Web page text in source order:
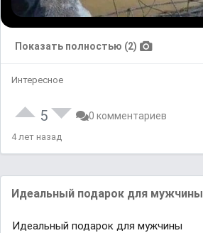
Показать полностью (2)
Интересное
5 0 комментариев
4 лет назад
Идеальный подарок для мужчины
Идеальный подарок для мужчины